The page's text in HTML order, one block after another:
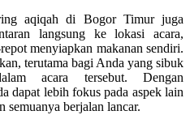
aqiqah di Bogor Timur juga
langsung ke lokasi acara,
menyiapkan makanan sendiri.
terutama bagi Anda yang sibuk
acara tersebut. Dengan
dapat lebih fokus pada aspek lain
semuanya berjalan lancar.